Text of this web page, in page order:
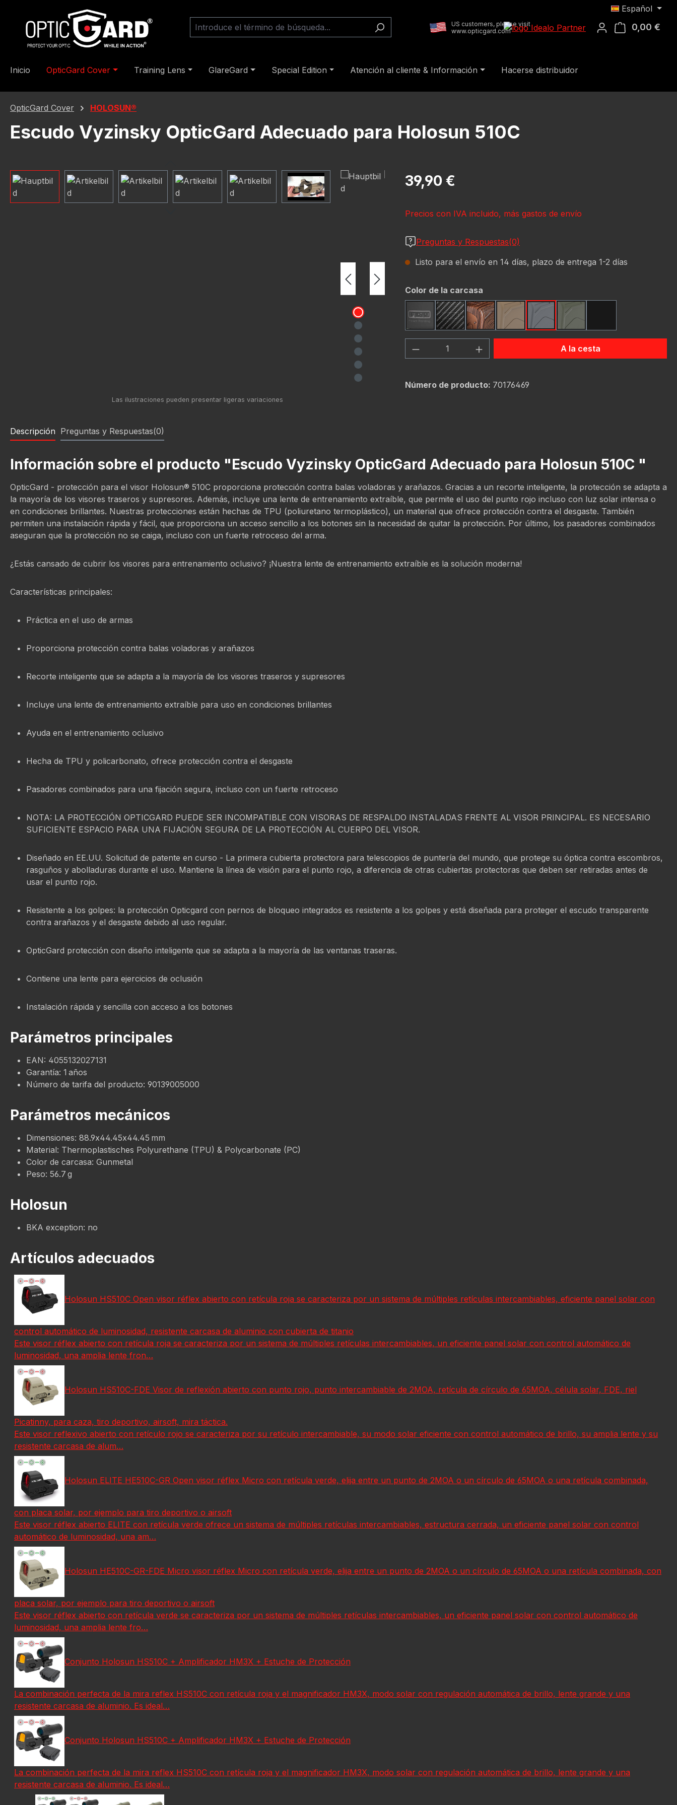
al contenido principal
Saltar a la búsqueda
Saltar a la navegación principal Español
US customers, please visit
www.opticgard.com
0,00 €
Inicio OpticGard Cover Training Lens GlareGard Special Edition Atención al cliente & Información Hacerse distribuidor
OpticGard Cover HOLOSUN®
Escudo Vyzinsky OpticGard Adecuado para Holosun 510C
Omitir galería de imágenes Precio normal:
39,90 €
Precios con IVA incluido, más gastos de envío
Preguntas y Respuestas(0)
Listo para el envío en 14 días, plazo de entrega 1-2 días
Seleccione
Color de la carcasa
Black Carbon FiberDark WoodFDE (Flat Dark Earth)
GunmetalOD Green
Cantidad del producto: introduce la cantidad
A la cesta
Número de producto: 70176469
Descripción Preguntas y Respuestas(0)
Información sobre el producto "Escudo Vyzinsky OpticGard Adecuado para Holosun 510C "
OpticGard - protección para el visor Holosun® 510C proporciona protección contra balas voladoras y arañazos. Gracias a un recorte inteligente, la protección se adapta a
la mayoría de los visores traseros y supresores. Además, incluye una lente de entrenamiento extraíble, que permite el uso del punto rojo incluso con luz solar intensa o
en condiciones brillantes. Nuestras protecciones están hechas de TPU (poliuretano termoplástico), un material que ofrece protección contra el desgaste. También
permiten una instalación rápida y fácil, que proporciona un acceso sencillo a los botones sin la necesidad de quitar la protección. Por último, los pasadores combinados
aseguran que la protección no se caiga, incluso con un fuerte retroceso del arma.
¿Estás cansado de cubrir los visores para entrenamiento oclusivo? ¡Nuestra lente de entrenamiento extraíble es la solución moderna!
Características principales:
Práctica en el uso de armas
Proporciona protección contra balas voladoras y arañazos
Recorte inteligente que se adapta a la mayoría de los visores traseros y supresores
Incluye una lente de entrenamiento extraíble para uso en condiciones brillantes
Ayuda en el entrenamiento oclusivo
Hecha de TPU y policarbonato, ofrece protección contra el desgaste
Pasadores combinados para una fijación segura, incluso con un fuerte retroceso
NOTA: LA PROTECCIÓN OPTICGARD PUEDE SER INCOMPATIBLE CON VISORAS DE RESPALDO INSTALADAS FRENTE AL VISOR PRINCIPAL. ES NECESARIO
SUFICIENTE ESPACIO PARA UNA FIJACIÓN SEGURA DE LA PROTECCIÓN AL CUERPO DEL VISOR.
Diseñado en EE.UU. Solicitud de patente en curso - La primera cubierta protectora para telescopios de puntería del mundo, que protege su óptica contra escombros,
rasguños y abolladuras durante el uso. Mantiene la línea de visión para el punto rojo, a diferencia de otras cubiertas protectoras que deben ser retiradas antes de
usar el punto rojo.
Resistente a los golpes: la protección Opticgard con pernos de bloqueo integrados es resistente a los golpes y está diseñada para proteger el escudo transparente
contra arañazos y el desgaste debido al uso regular.
OpticGard protección con diseño inteligente que se adapta a la mayoría de las ventanas traseras.
Contiene una lente para ejercicios de oclusión
Instalación rápida y sencilla con acceso a los botones
Parámetros principales
EAN: 4055132027131
Garantía: 1 años
Número de tarifa del producto: 90139005000
Parámetros mecánicos
Dimensiones: 88.9x44.45x44.45 mm
Material: Thermoplastisches Polyurethane (TPU) & Polycarbonate (PC)
Color de carcasa: Gunmetal
Peso: 56.7 g
Holosun
BKA exception: no
Artículos adecuados
Holosun HS510C Open visor réflex abierto con retícula roja se caracteriza por un sistema de múltiples retículas intercambiables, eficiente panel solar con
control automático de luminosidad, resistente carcasa de aluminio con cubierta de titanio
Este visor réflex abierto con retícula roja se caracteriza por un sistema de múltiples retículas intercambiables, un eficiente panel solar con control automático de
luminosidad, una amplia lente fron…
Holosun HS510C-FDE Visor de reflexión abierto con punto rojo, punto intercambiable de 2MOA, retícula de círculo de 65MOA, célula solar, FDE, riel
Picatinny, para caza, tiro deportivo, airsoft, mira táctica.
Este visor reflexivo abierto con retículo rojo se caracteriza por su retículo intercambiable, su modo solar eficiente con control automático de brillo, su amplia lente y su
resistente carcasa de alum…
Holosun ELITE HE510C-GR Open visor réflex Micro con retícula verde, elija entre un punto de 2MOA o un círculo de 65MOA o una retícula combinada,
con placa solar, por ejemplo para tiro deportivo o airsoft
Este visor réflex abierto ELITE con retícula verde ofrece un sistema de múltiples retículas intercambiables, estructura cerrada, un eficiente panel solar con control
automático de luminosidad, una am…
Holosun HE510C-GR-FDE Micro visor réflex Micro con retícula verde, elija entre un punto de 2MOA o un círculo de 65MOA o una retícula combinada, con
placa solar, por ejemplo para tiro deportivo o airsoft
Este visor réflex abierto con retícula verde se caracteriza por un sistema de múltiples retículas intercambiables, un eficiente panel solar con control automático de
luminosidad, una amplia lente fro…
Conjunto Holosun HS510C + Amplificador HM3X + Estuche de Protección
La combinación perfecta de la mira reflex HS510C con retícula roja y el magnificador HM3X, modo solar con regulación automática de brillo, lente grande y una
resistente carcasa de aluminio. Es ideal…
Conjunto Holosun HS510C + Amplificador HM3X + Estuche de Protección
La combinación perfecta de la mira reflex HS510C con retícula roja y el magnificador HM3X, modo solar con regulación automática de brillo, lente grande y una
resistente carcasa de aluminio. Es ideal…